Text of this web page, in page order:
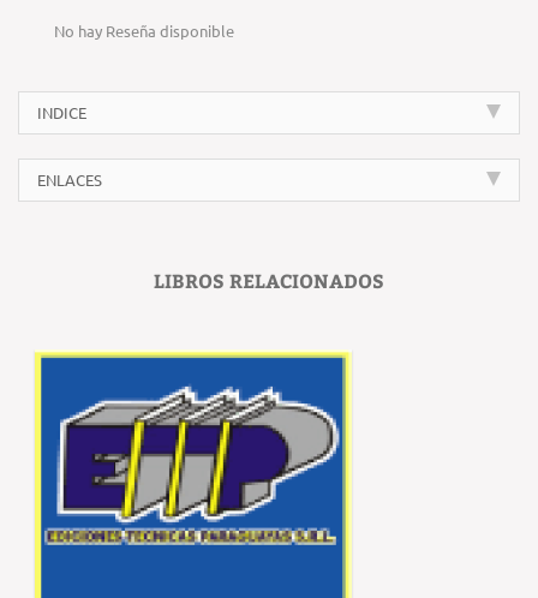
No hay Reseña disponible
INDICE
ENLACES
LIBROS RELACIONADOS